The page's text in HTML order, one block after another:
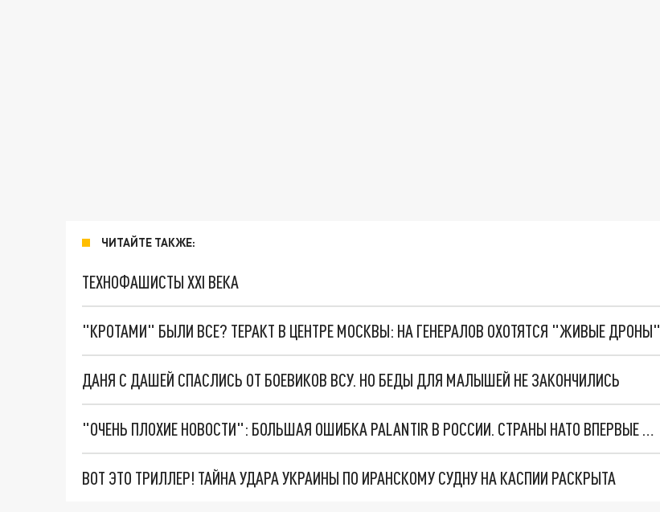
ЧИТАЙТЕ ТАКЖЕ:
ТЕХНОФАШИСТЫ XXI ВЕКА
"КРОТАМИ" БЫЛИ ВСЕ? ТЕРАКТ В ЦЕНТРЕ МОСКВЫ: НА ГЕНЕРАЛОВ ОХОТЯТСЯ "ЖИВЫЕ ДРОНЫ"
ДАНЯ С ДАШЕЙ СПАСЛИСЬ ОТ БОЕВИКОВ ВСУ. НО БЕДЫ ДЛЯ МАЛЫШЕЙ НЕ ЗАКОНЧИЛИСЬ
"ОЧЕНЬ ПЛОХИЕ НОВОСТИ": БОЛЬШАЯ ОШИБКА PALANTIR В РОССИИ. СТРАНЫ НАТО ВПЕРВЫЕ ЗА СВО ОСТАНОВИЛИ ПОСТАВКИ ОРУЖИЯ. ВСУ ТЕРЯЮТ ПРИГРАНИЧЬЕ?
ВОТ ЭТО ТРИЛЛЕР! ТАЙНА УДАРА УКРАИНЫ ПО ИРАНСКОМУ СУДНУ НА КАСПИИ РАСКРЫТА